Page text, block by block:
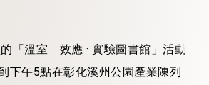
「溫室 效應 · 實驗圖書館」活動
下午5點在彰化溪州公園產業陳列